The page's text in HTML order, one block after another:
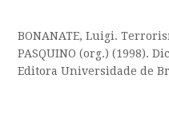
BONANATE, Luigi.
PASQUINO (org.) (1998).
Editora Universidade de